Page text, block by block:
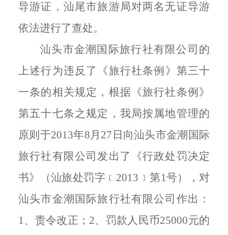
导游证，汕尾市旅游局对两名无证导游
依法进行了查处。
汕头市金潮国际旅行社有限公司的
上述行为违反了 《旅行社条例》 第三十
一条的相关规定，根据《旅行社条例》
第五十七条之规定，我局按属地管理的
原则于2013年8月27日向汕头市金潮国际
旅行社有限公司发出了《行政处罚决定
书》（汕旅处罚字﹝2013﹞第1号），对
汕头市金潮国际旅行社有限公司作出：
1、 责令改正 ； 2、 罚款人民币25000元的